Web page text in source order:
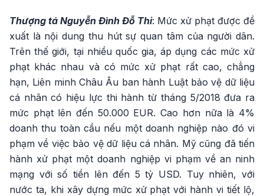
Thượng tá Nguyễn Đình Đỗ Thi: Mức xử phạt được đề
xuất là nội dung thu hút sự quan tâm của người dân.
Trên thế giới, tại nhiều quốc gia, áp dụng các mức xử
phạt khác nhau và có mức xử phạt rất cao, chẳng
hạn, Liên minh Châu Âu ban hành Luật bảo vệ dữ liệu
cá nhân có hiệu lực thi hành từ tháng 5/2018 đưa ra
mức phạt lên đến 50.000 EUR. Cao hơn nữa là 4%
doanh thu toàn cầu nếu một doanh nghiệp nào đó vi
phạm về việc bảo vệ dữ liệu cá nhân. Mỹ cũng đã tiến
hành xử phạt một doanh nghiệp vi phạm về an ninh
mạng với số tiền lên đến 5 tỷ USD. Tuy nhiên, với
nước ta, khi xây dựng mức xử phạt với hành vi tiết lộ,